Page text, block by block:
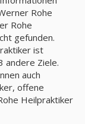
Rohe
Rohe
gefunden.
ist
andere Ziele.
auch
offene
Heilpraktiker